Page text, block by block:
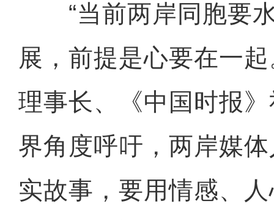
“当前两岸同胞要水
展，前提是心要在一
理事长、《中国时报
界角度呼吁，两岸媒
实故事，要用情感、